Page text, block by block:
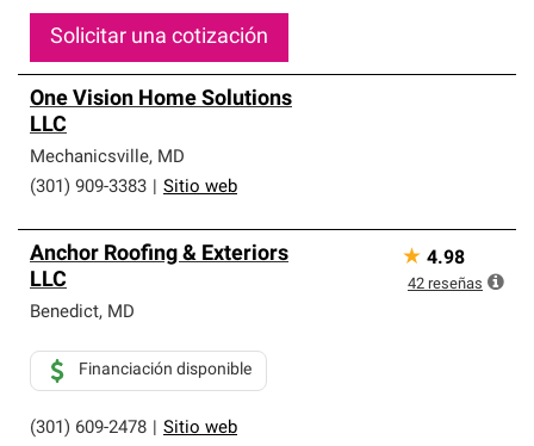
Solicitar una cotización
One Vision Home Solutions
LLC
Mechanicsville, MD
(301) 909-3383
Sitio web
Anchor Roofing & Exteriors
LLC
Benedict, MD
(301) 609-2478 Sitio web
Financiación disponible
★ 4.98
42 reseñas